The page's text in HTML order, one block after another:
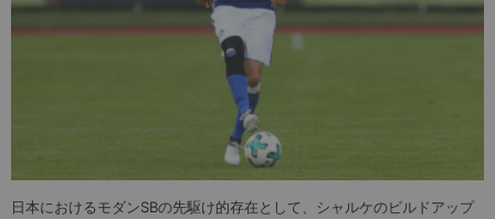
日本におけるモダンSBの先駆け的存在として、シャルケのビルドアップ